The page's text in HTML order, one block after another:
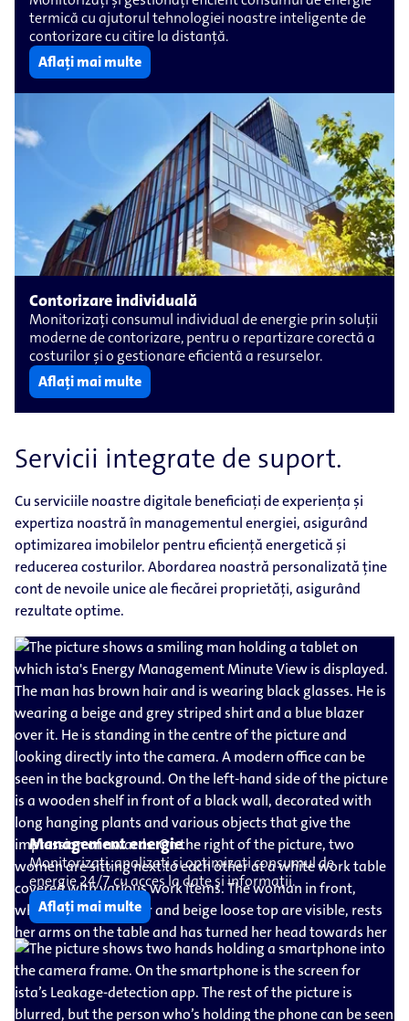
termică cu ajutorul tehnologiei noastre inteligente de
contorizare cu citire la distanță.
Aflați mai multe
Contorizare individuală
Monitorizați consumul individual de energie prin soluții
moderne de contorizare, pentru o repartizare corectă a
costurilor și o gestionare eficientă a resurselor.
Aflați mai multe
Servicii integrate de suport.
Cu serviciile noastre digitale beneficiați de experiența și
expertiza noastră în managementul energiei, asigurând
optimizarea imobilelor pentru eficiență energetică și
reducerea costurilor. Abordarea noastră personalizată ține
cont de nevoile unice ale fiecărei proprietăți, asigurând
rezultate optime.
Management energie
Monitorizați, analizați și optimizați consumul de
energie 24/7 cu acces la date și informații.
Aflați mai multe